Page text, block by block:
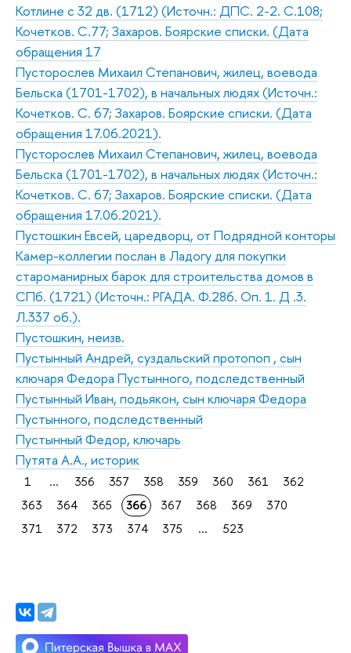
Котлине с 32 дв. (1712) (Источн.: ДПС. 2-2. С.108;
Кочетков. С.77; Захаров. Боярские списки. (Дата
обращения 17
Пусторослев Михаил Степанович, жилец, воевода
Бельска (1701-1702), в начальных людях (Источн.:
Кочетков. С. 67; Захаров. Боярские списки. (Дата
обращения 17.06.2021).
Пусторослев Михаил Степанович, жилец, воевода
Бельска (1701-1702), в начальных людях (Источн.:
Кочетков. С. 67; Захаров. Боярские списки. (Дата
обращения 17.06.2021).
Пустошкин Евсей, царедворц, от Подрядной конторы
Камер-коллегии послан в Ладогу для покупки
староманирных барок для строительства домов в
СПб. (1721) (Источн.: РГАДА. Ф.286. Оп. 1. Д .3.
Л.337 об.).
Пустошкин, неизв.
Пустынный Андрей, суздальский протопоп , сын
ключаря Федора Пустынного, подследственный
Пустынный Иван, подьякон, сын ключаря Федора
Пустынного, подследственный
Пустынный Федор, ключарь
Путята А.А., историк
1 ... 356 357 358 359 360 361
362
363
364 365 366 367 368 369
370
371
372 373 374 375 ... 523